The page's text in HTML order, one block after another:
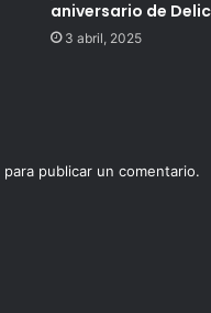
aniversario de
3 abril, 2025
para publicar un comentario.